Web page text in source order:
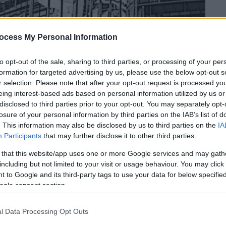
My Personal Information
opt-out of the sale, sharing to third parties, or processing of your
for targeted advertising by us, please use the below opt-out
selection. Please note that after your opt-out request is processed
interest-based ads based on personal information utilized by us
to third parties prior to your opt-out. You may separately
of your personal information by third parties on the IAB’s list of
This information may also be disclosed by us to third parties on the
Participants that may further disclose it to other third parties.
that this website/app uses one or more Google services and may
but not limited to your visit or usage behaviour. You may
to Google and its third-party tags to use your data for below
consent section.
Data Processing Opt Outs
το ΕΘΝΟΣ στη Google
11:00 θα αποφυλακιστεί τελικά ηΕύα
εδώ και 4 μήνες στα πλαίσια του
και σύμφωνα με τον δικηγόρο της